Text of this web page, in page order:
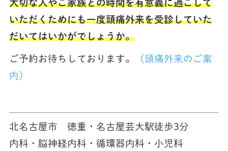
大切な人やご家族との時間を有意義に過ごして
いただくためにも一度頭痛外来を受診していた
だいてはいかがでしょうか。
ご予約お待ちしております。
（頭痛外来のご案
内）
北名古屋市 徳重・名古屋芸大駅徒歩3分
内科・脳神経内科・循環器内科・小児科